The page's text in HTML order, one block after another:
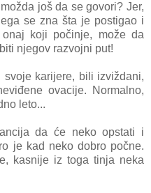
još da se govori? Jer,
se zna šta je postigao i
koji počinje, može da
njegov razvojni put!
svoje karijere, bili izviždani,
ovacije. Normalno,
leto...
da će neko opstati i
je kad neko dobro počne.
kasnije iz toga tinja neka